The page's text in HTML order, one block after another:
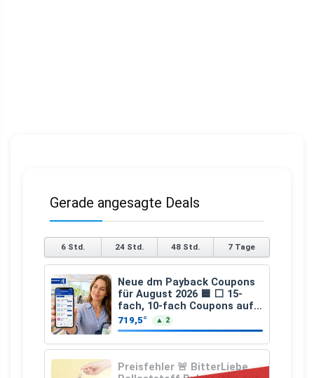
Gerade angesagte Deals
6 Std. 24 Std. 48 Std. 7 Tage
Neue dm Payback Coupons
für August 2026 🟦 ⬜ 15-
fach, 10-fach Coupons auf
den gesamten Einkauf ab 2
€
719,5° ▲ 2
Preisfehler 🚨 BitterLiebe